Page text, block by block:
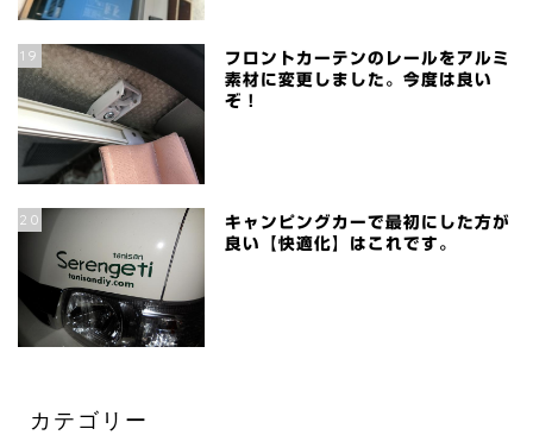
19
フロントカーテンのレールをアルミ
素材に変更しました。今度は良い
ぞ！
20
キャンピングカーで最初にした方が
良い【快適化】はこれです。
カテゴリー